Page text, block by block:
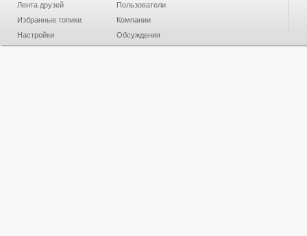
Лента друзей
Избранные топики
Настройки
Пользователи
Компании
Обсуждения